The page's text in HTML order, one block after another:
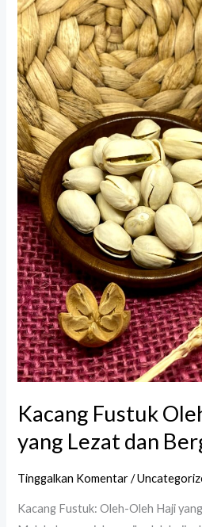
Kacang Fustuk
yang Lezat dan
Tinggalkan Komentar /
Kacang Fustuk: Oleh-Oleh Haji
Oleh
Oleh
Haji
yang
Lezat
dan
Bergizi